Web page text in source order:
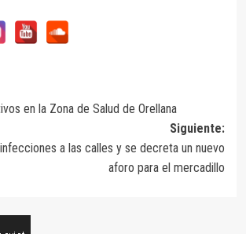
en la Zona de Salud de Orellana
Siguiente:
a las calles y se decreta un nuevo
aforo para el mercadillo